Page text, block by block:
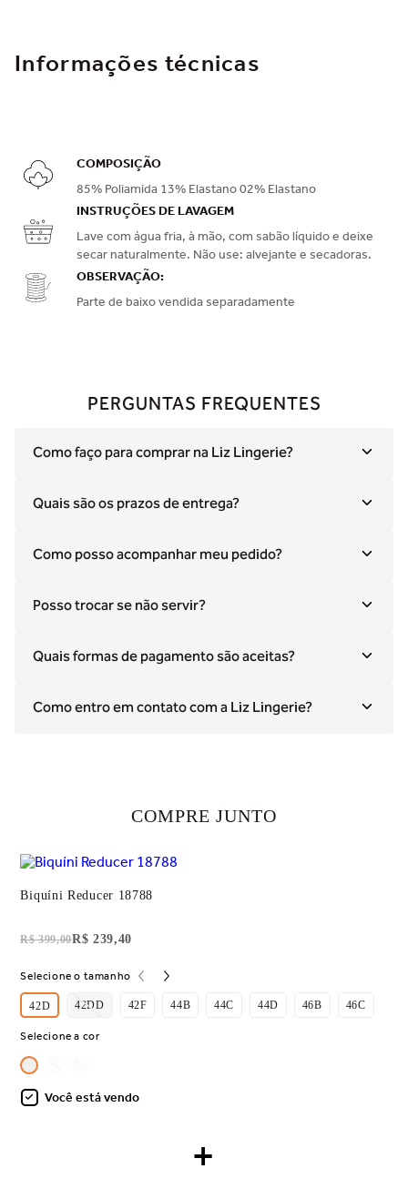
Informações técnicas
COMPOSIÇÃO
85% Poliamida 13% Elastano 02% Elastano
INSTRUÇÕES DE LAVAGEM
Lave com água fria, à mão, com sabão líquido e deixe
secar naturalmente. Não use: alvejante e secadoras.
OBSERVAÇÃO:
Parte de baixo vendida separadamente
PERGUNTAS FREQUENTES
Como faço para comprar na Liz Lingerie?
Quais são os prazos de entrega?
Como posso acompanhar meu pedido?
Posso trocar se não servir?
Quais formas de pagamento são aceitas?
Como entro em contato com a Liz Lingerie?
COMPRE JUNTO
Biquíni Reducer 18788
R$ 399,00R$ 239,40
Selecione o tamanho
42D 42DD 42F 44B 44C 44D 46B 46C
Selecione a cor
Você está vendo
+